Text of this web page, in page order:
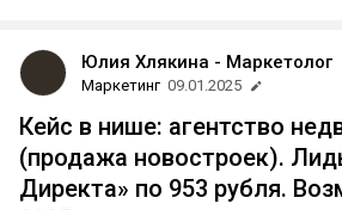
Юлия Хлякина - Маркетолог
Маркетинг 09.01.2025
Кейс в нише: агентство
(продажа новостроек).
Директа» по 953 рубля.